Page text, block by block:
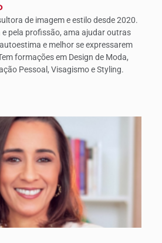
de imagem e estilo desde 2020.
pela profissão, ama ajudar outras
e melhor se expressarem
formações em Design de Moda,
Pessoal, Visagismo e Styling.